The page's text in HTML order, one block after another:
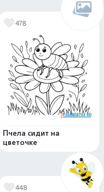
478
Пчела сидит на
цветочке
448